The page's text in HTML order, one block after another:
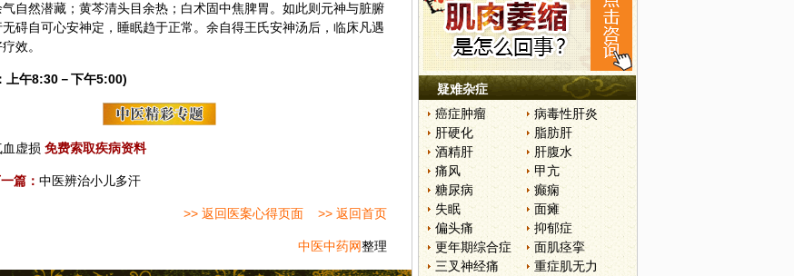
自然潜藏；黄芩清头目余热；白术固中焦脾胃。如此则元神与脏腑
碍自可心安神定，睡眠趋于正常。余自得王氏安神汤后，临床凡遇
效。
上午8:30－下午5:00)
虚损 免费索取疾病资料
篇： 中医辨治小儿多汗
>> 返回医案心得页面 >> 返回首页
中医中药网整理
疑难杂症
癌症肿瘤
病毒性肝炎
肝硬化
脂肪肝
酒精肝
肝腹水
痛风
甲亢
糖尿病
癫痫
失眠
面瘫
偏头痛
抑郁症
更年期综合症
面肌痉挛
三叉神经痛
重症肌无力